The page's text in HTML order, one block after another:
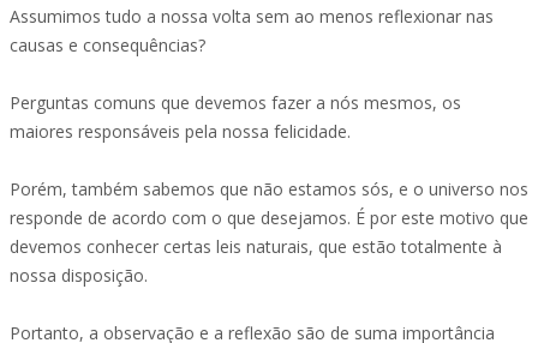
Assumimos tudo a nossa volta sem ao menos reflexionar nas
causas e consequências?
Perguntas comuns que devemos fazer a nós mesmos, os
maiores responsáveis pela nossa felicidade.
Porém, também sabemos que não estamos sós, e o universo nos
responde de acordo com o que desejamos. É por este motivo que
devemos conhecer certas leis naturais, que estão totalmente à
nossa disposição.
Portanto, a observação e a reflexão são de suma importância